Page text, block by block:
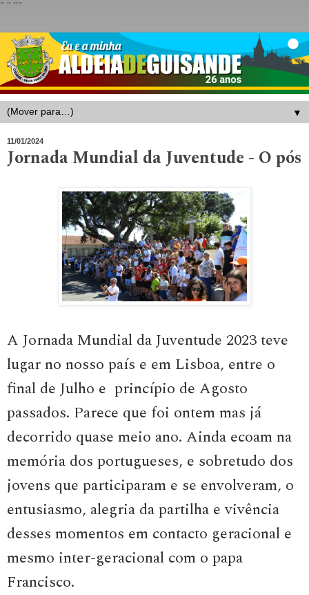
" " ""
▼
11/01/2024
Jornada Mundial da Juventude - O pós
A Jornada Mundial da Juventude 2023 teve
lugar no nosso país e em Lisboa, entre o
final de Julho e princípio de Agosto
passados. Parece que foi ontem mas já
decorrido quase meio ano. Ainda ecoam na
memória dos portugueses, e sobretudo dos
jovens que participaram e se envolveram, o
entusiasmo, alegria da partilha e vivência
desses momentos em contacto geracional e
mesmo inter-geracional com o papa
Francisco.